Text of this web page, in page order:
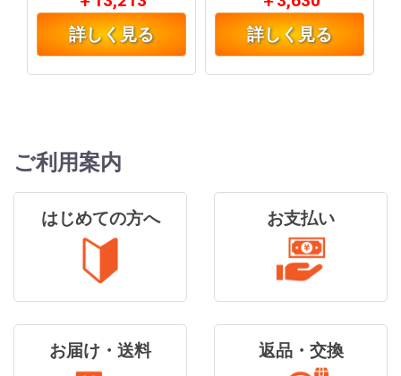
詳しく見る
詳しく見る
ご利用案内
はじめての方へ お支払い
お届け・送料 返品・交換